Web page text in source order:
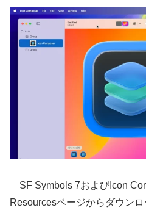
SF Symbols 7およびIcon
Resourcesページからダウン